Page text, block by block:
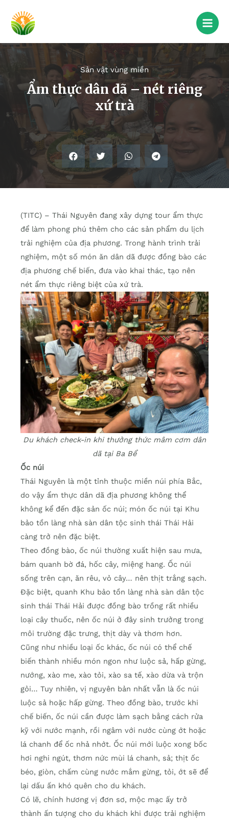
Sản vật vùng miền
Ẩm thực dân dã – nét riêng
xứ trà
(TITC) – Thái Nguyên đang xây dựng tour ẩm thực
để làm phong phú thêm cho các sản phẩm du lịch
trải nghiệm của địa phương. Trong hành trình trải
nghiệm, một số món ăn dân dã được đồng bào các
địa phương chế biến, đưa vào khai thác, tạo nên
nét ẩm thực riêng biệt của xứ trà.
Du khách check-in khi thưởng thức mâm cơm dân
dã tại Ba Bể
Ốc núi
Thái Nguyên là một tỉnh thuộc miền núi phía Bắc,
do vậy ẩm thực dân dã địa phương không thể
không kể đến đặc sản ốc núi; món ốc núi tại Khu
bảo tồn làng nhà sàn dân tộc sinh thái Thái Hải
càng trở nên đặc biệt.
Theo đồng bào, ốc núi thường xuất hiện sau mưa,
bám quanh bờ đá, hốc cây, miệng hang. Ốc núi
sống trên cạn, ăn rêu, vỏ cây… nên thịt trắng sạch.
Đặc biệt, quanh Khu bảo tồn làng nhà sàn dân tộc
sinh thái Thái Hải được đồng bào trồng rất nhiều
loại cây thuốc, nên ốc núi ở đây sinh trưởng trong
môi trường đặc trưng, thịt dày và thơm hơn.
Cũng như nhiều loại ốc khác, ốc núi có thể chế
biến thành nhiều món ngon như luộc sả, hấp gừng,
nướng, xào me, xào tỏi, xào sa tế, xào dừa và trộn
gỏi… Tuy nhiên, vị nguyên bản nhất vẫn là ốc núi
luộc sả hoặc hấp gừng. Theo đồng bào, trước khi
chế biến, ốc núi cần được làm sạch bằng cách rửa
kỹ với nước mạnh, rồi ngâm với nước cùng ớt hoặc
lá chanh để ốc nhả nhớt. Ốc núi mới luộc xong bốc
hơi nghi ngút, thơm nức mùi lá chanh, sả; thịt ốc
béo, giòn, chấm cùng nước mắm gừng, tỏi, ớt sẽ để
lại dấu ấn khó quên cho du khách.
Có lẽ, chính hương vị đơn sơ, mộc mạc ấy trở
thành ấn tượng cho du khách khi được trải nghiệm